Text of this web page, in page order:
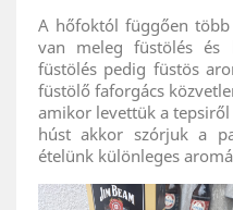
A hőfoktól függően
van meleg füstölés és
füstölés pedig füstös
füstölő faforgács
amikor levettük a
húst akkor szórjuk a
ételünk különleges